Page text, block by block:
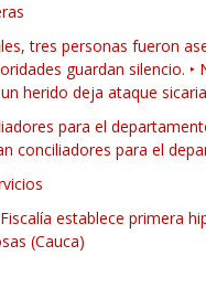
tres personas fueron
guardan silencio. ‣
herido deja ataque
para el
conciliadores para el
Fiscalía establece primera
(Cauca)